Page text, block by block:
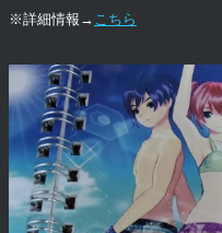
※詳細情報→ こちら